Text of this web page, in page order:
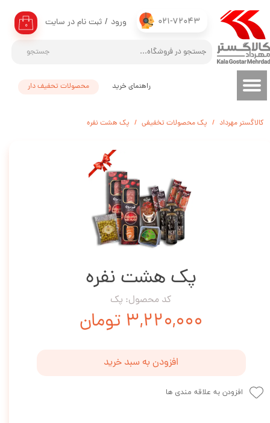
021-72043
جستجو
۰ ورود / ثبت نام در سایت
حساب کاربری من
تغییر گذر واژه
سفارشات
محصولات تحفیف دار راهنمای خرید
کالاگستر مهرداد پک محصولات تخفیفی پک هشت نفره
پک هشت نفره
کد محصول: پک
۳,۲۲۰,۰۰۰ تومان
افزودن به سبد خرید
افزودن به علاقه مندی ها